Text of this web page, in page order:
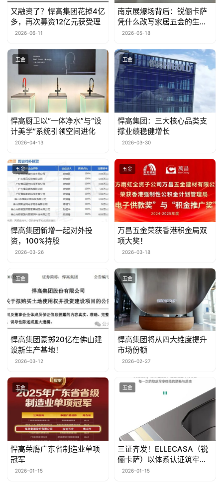
首
页
资
讯
人
物
又融资了？悍高集团花掉4亿
多，再次募资12亿元获受理
2026-06-11
南京展爆场背后：锐俪卡萨
凭什么改写家居五金的生存
逻辑？
2026-05-18
五金
悍高厨卫以“一体净水”与“设
计美学”系统引领空间进化
2026-04-13
五金
悍高集团：三大核心品类支
撑业绩稳健增长
2026-03-30
五金
悍高集团新增一起对外投
资，100%持股
2026-03-26
五金
万昌五金荣获香港积金局双
项大奖！
2026-03-18
五金
悍高集团豪掷20亿在佛山建
设新生产基地！
2026-03-12
五金
悍高集团将从四大维度提升
市场份额
2026-02-27
五金
悍高荣膺广东省制造业单项
冠军
2026-01-15
五金
三证齐发！ELLECASA（锐
俪卡萨）以体系认证筑牢五
金品质根基
2026-01-15